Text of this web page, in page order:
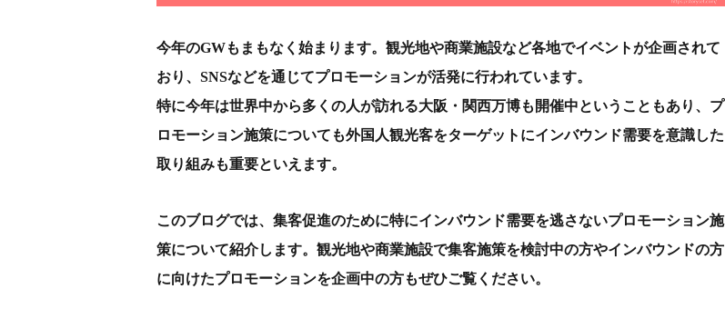
今年のGWもまもなく始まります。観光地や商業施設など各地でイベントが企画されて
おり、SNSなどを通じてプロモーションが活発に行われています。
特に今年は世界中から多くの人が訪れる大阪・関西万博も開催中ということもあり、プ
ロモーション施策についても外国人観光客をターゲットにインバウンド需要を意識した
取り組みも重要といえます。
このブログでは、集客促進のために特にインバウンド需要を逃さないプロモーション施
策について紹介します。観光地や商業施設で集客施策を検討中の方やインバウンドの方
に向けたプロモーションを企画中の方もぜひご覧ください。